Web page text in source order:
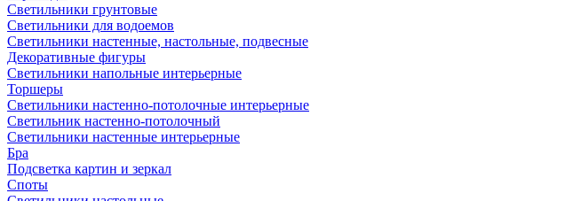
Светильники грунтовые
Светильники для водоемов
Светильники настенные, настольные, подвесные
Декоративные фигуры
Светильники напольные интерьерные
Торшеры
Светильники настенно-потолочные интерьерные
Светильник настенно-потолочный
Светильники настенные интерьерные
Бра
Подсветка картин и зеркал
Споты